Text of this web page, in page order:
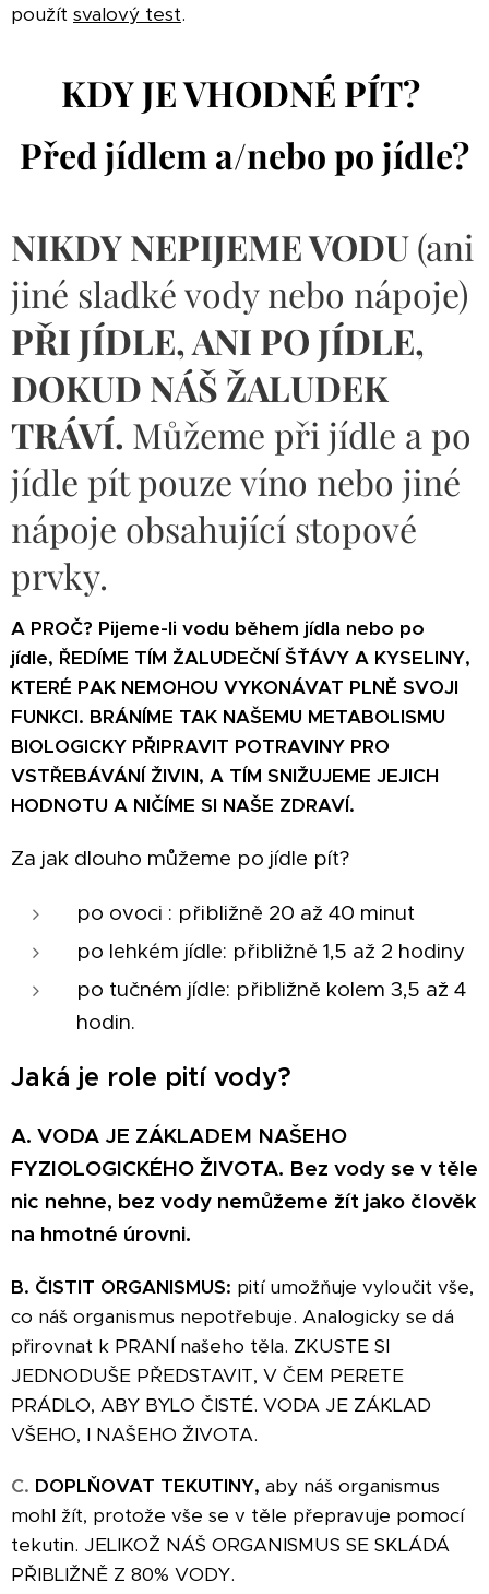
použít svalový test.
KDY JE VHODNÉ PÍT?
Před jídlem a/nebo po jídle?
NIKDY NEPIJEME VODU(ani
jiné sladké vody nebo nápoje)
PŘI JÍDLE, ANI PO JÍDLE,
DOKUD NÁŠ ŽALUDEK
TRÁVÍ. Můžeme při jídle a po
jídle pít pouze víno nebo jiné
nápoje obsahující stopové
prvky.
A PROČ? Pijeme-li vodu během jídla nebo po
jídle, ŘEDÍME TÍM ŽALUDEČNÍ ŠŤÁVY A KYSELINY,
KTERÉ PAK NEMOHOU VYKONÁVAT PLNĚ SVOJI
FUNKCI. BRÁNÍME TAK NAŠEMU METABOLISMU
BIOLOGICKY PŘIPRAVIT POTRAVINY PRO
VSTŘEBÁVÁNÍ ŽIVIN, A TÍM SNIŽUJEME JEJICH
HODNOTU A NIČÍME SI NAŠE ZDRAVÍ.
Za jak dlouho můžeme po jídle pít?
po ovoci : přibližně 20 až 40 minut
po lehkém jídle: přibližně 1,5 až 2 hodiny
po tučném jídle: přibližně kolem 3,5 až 4
hodin.
Jaká je role pití vody?
A. VODA JE ZÁKLADEM NAŠEHO
FYZIOLOGICKÉHO ŽIVOTA. Bez vody se v těle
nic nehne, bez vody nemůžeme žít jako člověk
na hmotné úrovni.
B. ČISTIT ORGANISMUS: pití umožňuje vyloučit vše,
co náš organismus nepotřebuje. Analogicky se dá
přirovnat k PRANÍ našeho těla. ZKUSTE SI
JEDNODUŠE PŘEDSTAVIT, V ČEM PERETE
PRÁDLO, ABY BYLO ČISTÉ. VODA JE ZÁKLAD
VŠEHO, I NAŠEHO ŽIVOTA.
C. DOPLŇOVAT TEKUTINY, aby náš organismus
mohl žít, protože vše se v těle přepravuje pomocí
tekutin. JELIKOŽ NÁŠ ORGANISMUS SE SKLÁDÁ
PŘIBLIŽNĚ Z 80% VODY.